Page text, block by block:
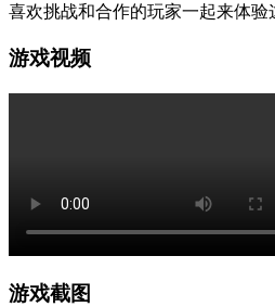
喜欢挑战和合作的玩家一起来体验
游戏视频
游戏截图